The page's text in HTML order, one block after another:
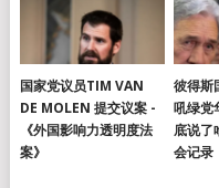
国家党议员TIM VAN
DE MOLEN 提交议案 -
《外国影响力透明度法
案》
彼得斯
吼绿党
底说了
会记录